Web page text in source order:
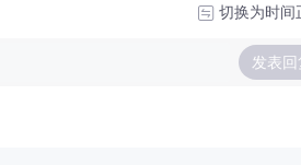
切换为时间
发表回